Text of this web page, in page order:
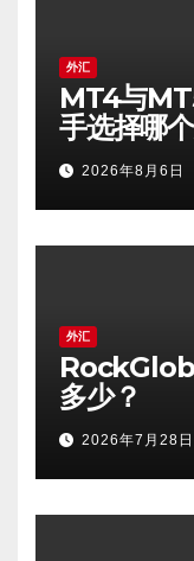
外汇
MT4与
手选择哪
2026年8月6日
外汇
多少？
2026年7月28日